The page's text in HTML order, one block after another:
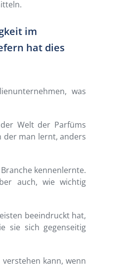
im
hat dies
was
Welt der Parfüms
der man lernt, anders
kennenlernte.
auch, wie wichtig
beeindruckt hat,
sie sich gegenseitig
kann, wenn